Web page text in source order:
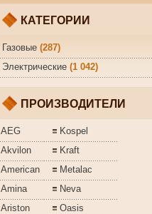
КАТЕГОРИИ
Газовые(287)
Электрические(1 042)
ПРОИЗВОДИТЕЛИ
AEG
Akvilon
American
Amina
Ariston
Kospel
Kraft
Metalac
Neva
Oasis